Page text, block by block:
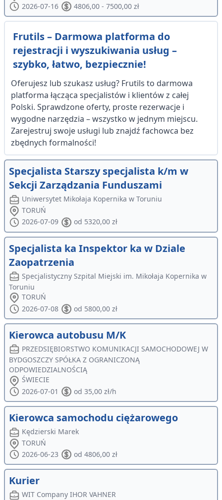
2026-07-16
4806,00 - 7500,00 zł
Frutils – Darmowa platforma do
rejestracji i wyszukiwania usług –
szybko, łatwo, bezpiecznie!
Oferujesz lub szukasz usług? Frutils to darmowa
platforma łącząca specjalistów i klientów z całej
Polski. Sprawdzone oferty, proste rezerwacje i
wygodne narzędzia – wszystko w jednym miejscu.
Zarejestruj swoje usługi lub znajdź fachowca bez
zbędnych formalności!
Specjalista Starszy specjalista k/m w
Sekcji Zarządzania Funduszami
Uniwersytet Mikołaja Kopernika w Toruniu
TORUŃ
2026-07-09
od 5320,00 zł
Specjalista ka Inspektor ka w Dziale
Zaopatrzenia
Specjalistyczny Szpital Miejski im. Mikołaja Kopernika w
Toruniu
TORUŃ
2026-07-08
od 5800,00 zł
Kierowca autobusu M/K
PRZEDSIĘBIORSTWO KOMUNIKACJI SAMOCHODOWEJ W
BYDGOSZCZY SPÓŁKA Z OGRANICZONĄ
ODPOWIEDZIALNOŚCIĄ
ŚWIECIE
2026-07-01
od 35,00 zł/h
Kierowca samochodu ciężarowego
Kędzierski Marek
TORUŃ
2026-06-23
od 4806,00 zł
Kurier
WIT Company IHOR VAHNER